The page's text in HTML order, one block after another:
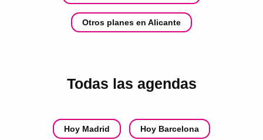
Otros planes en Alicante
Todas las agendas
Hoy Madrid Hoy Barcelona